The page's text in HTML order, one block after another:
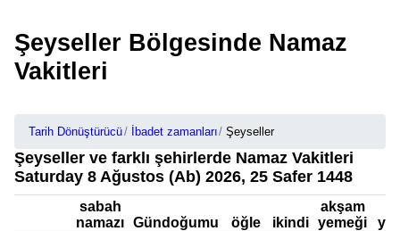
Şeyseller Bölgesinde Namaz
Vakitleri
Tarih Dönüştürücü İbadet zamanları Şeyseller
Şeyseller ve farklı şehirlerde Namaz Vakitleri
Saturday 8 Ağustos (Ab) 2026, 25 Safer 1448
sabah
namazı Gündoğumu öğle ikindi
akşam
yemeği